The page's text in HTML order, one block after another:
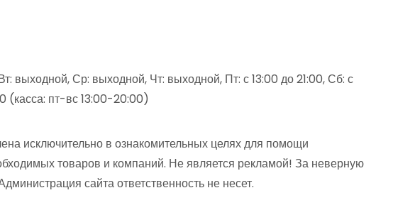
выходной, Ср: выходной, Чт: выходной, Пт: с 13:00 до 21:00, Сб: с
(касса: пт-вс 13:00-20:00)
исключительно в ознакомительных целях для помощи
товаров и компаний. Не является рекламой! За неверную
сайта ответственность не несет.